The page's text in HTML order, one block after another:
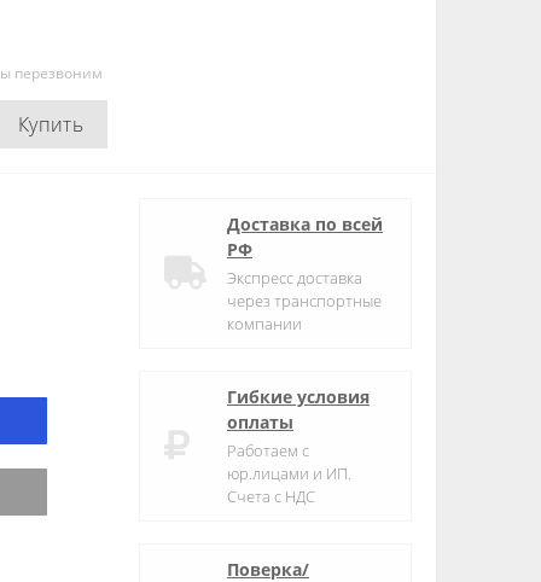
перезвоним
Купить
Доставка по всей
РФ
Экспресс доставка
через транспортные
компании
Гибкие условия
оплаты
Работаем с
юр.лицами и ИП.
Счета с НДС
Поверка/